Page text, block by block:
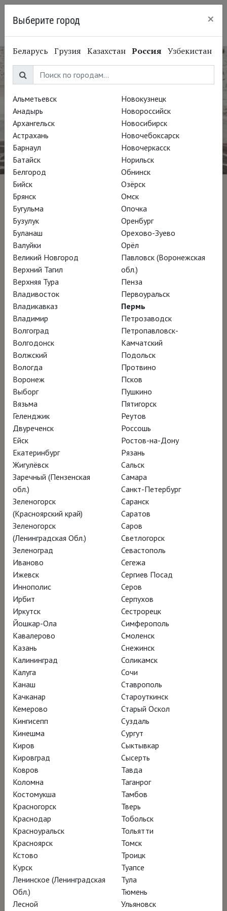
Видит бог
Режиссёр Алекс Гимера, Гильем Вентура
Аудиовизуальный коллаж, погружающий
нас в творческую вселенную Оскара
Тускетса Бланки – ключевой фигуры
современной испанской культуры.
О дерзкой натуре этого гения-провокатора
расскажут Антонио Лопес, Альберт Серра,
Милена Бускетс и Хулия де Кастро – и
совместные истории с участием Микеля
Барсело и Марио Варгаса Льосы. Архивные
кадры, интервью и анимация создают
колоритный портрет этого неординарного
архитектора, дизайнера, живописца,
писателя и единственного из ныне
живущих друзей Сальвадора Дали, вместе с
которым он когда-то создал культовое
произведение – диван в форме губ.
Заряженный невероятно позитивной
энергией главного героя, этот фильм стал
не просто его кинопортретом и не только
размышлением об искусстве, архитектуре и
дизайне, этот фильм – признание в любви
свободному творцу, который никогда не
изменял своему «я».
Ролик ВКонтакте
НАГРАДЫ
Кинофестиваль в Малаге – мировая
премьера
Кинофестиваль BCN (Кинофестиваль в
Барселоне) – участник программы
Номинация на премию «Гойя» – лучший
документальный фильм, лучшая режиссура,
лучший оригинальный сценарий, лучшая
операторская работа, лучший монтаж
Номинация на премию «Гауди» – лучший
документальный фильм
Выберите город ×
Беларусь Грузия Казахстан Россия Узбекистан
Альметьевск
Анадырь
Архангельск
Астрахань
Барнаул
Батайск
Белгород
Бийск
Брянск
Бугульма
Бузулук
Буланаш
Валуйки
Великий Новгород
Верхний Тагил
Верхняя Тура
Владивосток
Владикавказ
Владимир
Волгоград
Волгодонск
Волжский
Вологда
Воронеж
Выборг
Вязьма
Геленджик
Двуреченск
Ейск
Екатеринбург
Жигулёвск
Заречный (Пензенская
обл.)
Зеленогорск
(Красноярский край)
Зеленогорск
(Ленинградская Обл.)
Зеленоград
Иваново
Ижевск
Иннополис
Ирбит
Иркутск
Йошкар-Ола
Кавалерово
Казань
Калининград
Калуга
Канаш
Качканар
Кемерово
Кингисепп
Кинешма
Киров
Кировград
Ковров
Коломна
Костомукша
Красногорск
Краснодар
Красноуральск
Красноярск
Кстово
Курск
Ленинское (Ленинградская
Обл.)
Лесной
Новокузнецк
Новороссийск
Новосибирск
Новочебоксарск
Новочеркасск
Норильск
Обнинск
Озёрск
Омск
Опочка
Оренбург
Орехово-Зуево
Орёл
Павловск (Воронежская
обл.)
Пенза
Первоуральск
Пермь
Петрозаводск
Петропавловск-
Камчатский
Подольск
Протвино
Псков
Пушкино
Пятигорск
Реутов
Россошь
Ростов-на-Дону
Рязань
Сальск
Самара
Санкт-Петербург
Саранск
Саратов
Саров
Светлогорск
Севастополь
Сегежа
Сергиев Посад
Серов
Серпухов
Сестрорецк
Симферополь
Смоленск
Снежинск
Соликамск
Сочи
Ставрополь
Староуткинск
Старый Оскол
Суздаль
Сургут
Сыктывкар
Сысерть
Тавда
Таганрог
Тамбов
Тверь
Тобольск
Тольятти
Томск
Троицк
Туапсе
Тула
Тюмень
Ульяновск